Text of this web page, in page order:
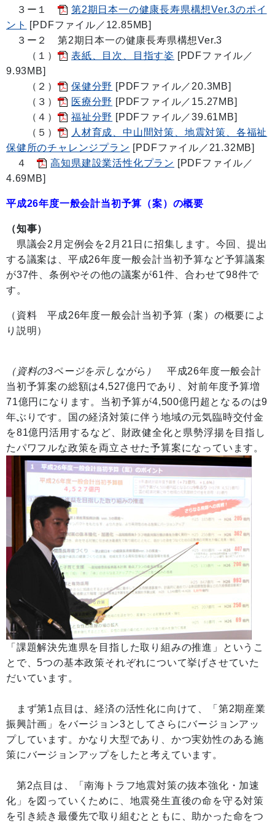
３ー１
第2期日本一の健康長寿県構想Ver.3のポイ
ント
[PDFファイル／12.85MB]
３ー２ 第2期日本一の健康長寿県構想Ver.3
（１）
表紙、目次、目指す姿 [PDFファイル／
9.93MB]
（２）
保健分野 [PDFファイル／20.3MB]
（３）
医療分野 [PDFファイル／15.27MB]
（４）
福祉分野 [PDFファイル／39.61MB]
（５）
人材育成、中山間対策、地震対策、各福祉
保健所のチャレンジプラン [PDFファイル／21.32MB]
４
高知県建設業活性化プラン [PDFファイル／
4.69MB]
平成26年度一般会計当初予算（案）の概要
（知事）
県議会2月定例会を2月21日に招集します。今回、提出
する議案は、平成26年度一般会計当初予算など予算議案
が37件、条例やその他の議案が61件、合わせて98件で
す。
（資料 平成26年度一般会計当初予算（案）の概要によ
り説明）
（資料の3ページを示しながら）
平成26年度一般会計
当初予算案の総額は4,527億円であり、対前年度予算増
71億円になります。当初予算が4,500億円超となるのは9
年ぶりです。国の経済対策に伴う地域の元気臨時交付金
を81億円活用するなど、財政健全化と県勢浮揚を目指し
たパワフルな政策を両立させた予算案になっています。
「課題解決先進県を目指した取り組みの推進」というこ
とで、5つの基本政策それぞれについて挙げさせていた
だいています。
まず第1点目は、経済の活性化に向けて、「第2期産業
振興計画」をバージョン3としてさらにバージョンアッ
プしています。かなり大型であり、かつ実効性のある施
策にバージョンアップをしたと考えています。
第2点目は、「南海トラフ地震対策の抜本強化・加速
化」を図っていくために、地震発生直後の命を守る対策
を引き続き最優先で取り組むとともに、助かった命をつ